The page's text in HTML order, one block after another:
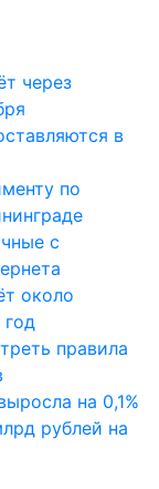
через
в
по
с
около
год
правила
на 0,1%
рублей на